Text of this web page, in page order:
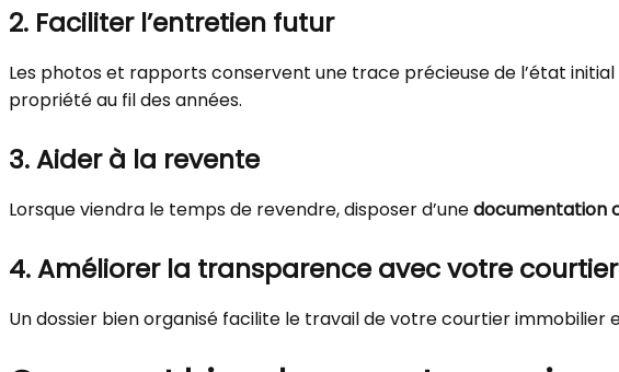
2. Faciliter l’entretien futur
Les photos et rapports conservent une trace précieuse de l’état
propriété au fil des années.
3.Aider à la revente
Lorsque viendra le temps de revendre, disposer d’unedocumentation
4.Améliorer la transparence avec votre
Un dossier bien organisé facilite le travail de votre courtier